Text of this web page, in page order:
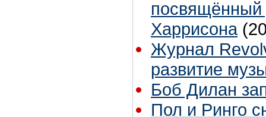
Харрисона
Журнал
развитие
Боб Дилан
Пол и Ринго